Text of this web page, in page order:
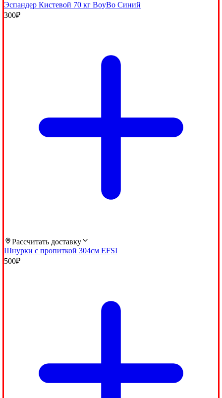
Эспандер Кистевой 70 кг BoyBo Синий
300₽
Рассчитать доставку
Шнурки с пропиткой 304см EFSI
500₽